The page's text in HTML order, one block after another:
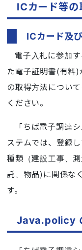
ICカード等の
ICカード及
電子入札に参加
た電子証明書(有料)
の取得方法につい
ください。
「ちば電子調達
ステムでは、登録
種類（建設工事、
託、物品)に関係な
す。
Java.policy